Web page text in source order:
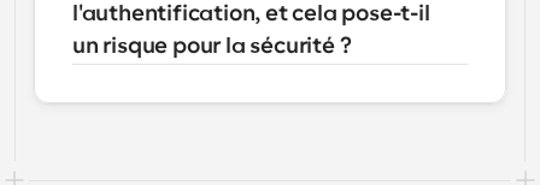
l'authentification, et cela pose-t-il
un risque pour la sécurité ?